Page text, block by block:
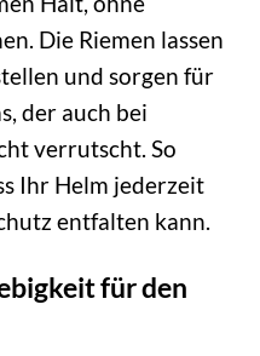
Die Riemen lassen
und sorgen für
der auch bei
verrutscht. So
Ihr Helm jederzeit
entfalten kann.
für den